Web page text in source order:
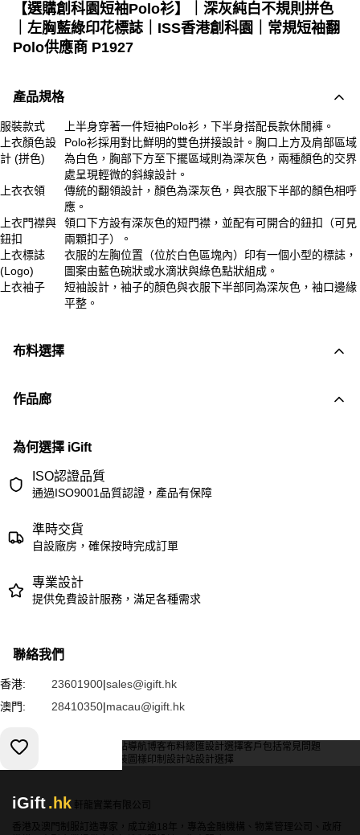
【選購創科園短袖Polo衫】｜深灰純白不規則拼色
｜左胸藍綠印花標誌｜ISS香港創科園｜常規短袖翻
Polo供應商 P1927
產品規格
服裝款式
上半身穿著一件短袖Polo衫，下半身搭配長款休閒褲。
上衣顏色設
計 (拼色)
Polo衫採用對比鮮明的雙色拼接設計。胸口上方及肩部區域
為白色，胸部下方至下擺區域則為深灰色，兩種顏色的交界
處呈現輕微的斜線設計。
上衣衣領
傳統的翻領設計，顏色為深灰色，與衣服下半部的顏色相呼
應。
上衣門襟與
鈕扣
領口下方設有深灰色的短門襟，並配有可開合的鈕扣（可見
兩顆扣子）。
上衣標誌
(Logo)
衣服的左胸位置（位於白色區塊內）印有一個小型的標誌，
圖案由藍色碗狀或水滴狀與綠色點狀組成。
上衣袖子
短袖設計，袖子的顏色與衣服下半部同為深灰色，袖口邊緣
平整。
布料選擇
作品廊
為何選擇 iGift
ISO認證品質
通過ISO9001品質認證，產品有保障
準時交貨
自設廠房，確保按時完成訂單
專業設計
提供免費設計服務，滿足各種需求
聯絡我們
香港: 23601900|sales@igift.hk
澳門:
28410350|macau@igift.hk
服務條款 網站導航博客布料總匯設計選擇客戶包括常見問題
輔料包裝 圖樣印制 設計站設計選擇
iGift.hk
軒龍實業有限公司
香港及澳門制服訂造專家，成立逾18年，專為金融機構、物業管理公司、政府